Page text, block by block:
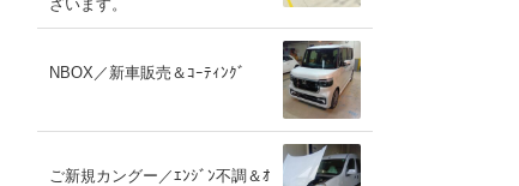
ざいます。
NBOX／新車販売＆ｺｰﾃｨﾝｸﾞ
ご新規カングー／ｴﾝｼﾞﾝ不調＆ｵ